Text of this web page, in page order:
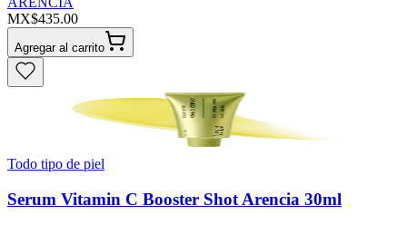
MX$435.00
Agregar al carrito
Todo tipo de piel
Serum Vitamin C Booster Shot Arencia 30ml